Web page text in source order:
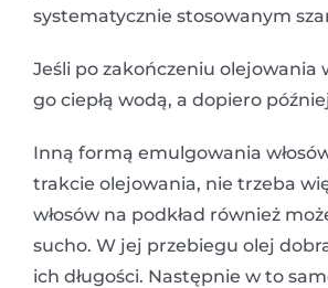
systematycznie stosowanym
Jeśli po zakończeniu olejowania
go ciepłą wodą, a dopiero
Inną formą emulgowania
trakcie olejowania, nie trzeba
włosów na podkład również
sucho. W jej przebiegu olej
ich długości. Następnie w to